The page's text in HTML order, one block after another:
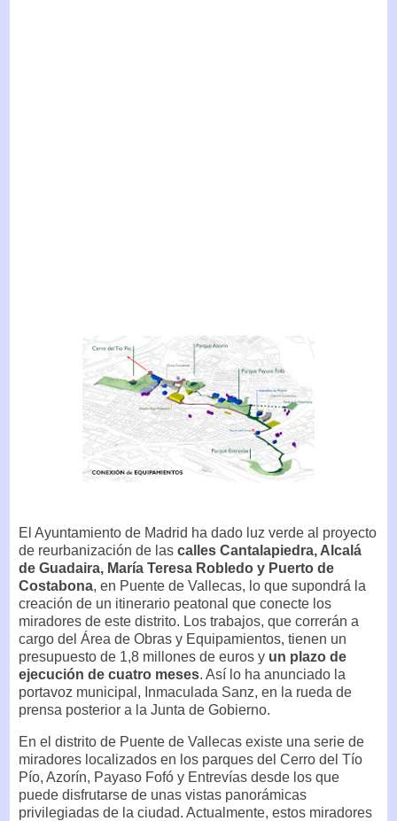
El Ayuntamiento de Madrid ha dado luz verde al proyecto
de reurbanización de las calles Cantalapiedra, Alcalá
de Guadaira, María Teresa Robledo y Puerto de
Costabona, en Puente de Vallecas, lo que supondrá la
creación de un itinerario peatonal que conecte los
miradores de este distrito. Los trabajos, que correrán a
cargo del Área de Obras y Equipamientos, tienen un
presupuesto de 1,8 millones de euros y un plazo de
ejecución de cuatro meses. Así lo ha anunciado la
portavoz municipal, Inmaculada Sanz, en la rueda de
prensa posterior a la Junta de Gobierno.
En el distrito de Puente de Vallecas existe una serie de
miradores localizados en los parques del Cerro del Tío
Pío, Azorín, Payaso Fofó y Entrevías desde los que
puede disfrutarse de unas vistas panorámicas
privilegiadas de la ciudad. Actualmente, estos miradores